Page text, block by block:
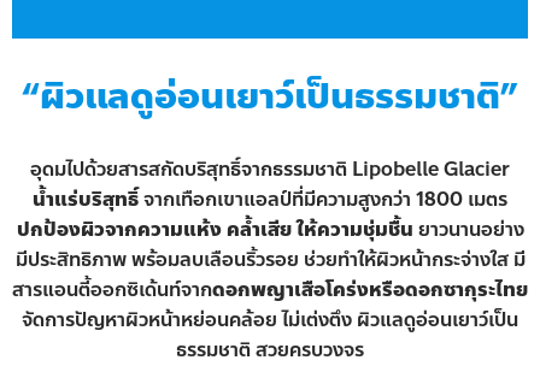
“ผิวแลดูอ่อนเยาว์เป็นธรรมชาติ”
อุดมไปด้วยสารสกัดบริสุทธิ์จากธรรมชาติ Lipobelle Glacier
น้ำแร่บริสุทธิ์จากเทือกเขาแอลป์ที่มีความสูงกว่า 1800 เมตร
ปกป้องผิวจากความแห้ง คล้ำเสีย ให้ความชุ่มชื้น ยาวนานอย่าง
มีประสิทธิภาพ พร้อมลบเลือนริ้วรอย ช่วยทำให้ผิวหน้ากระจ่างใส มี
สารแอนตี้ออกซิเด้นท์จากดอกพญาเสือโคร่งหรือดอกซากุระไทย
จัดการปัญหาผิวหน้าหย่อนคล้อย ไม่เต่งตึง ผิวแลดูอ่อนเยาว์เป็น
ธรรมชาติ สวยครบวงจร